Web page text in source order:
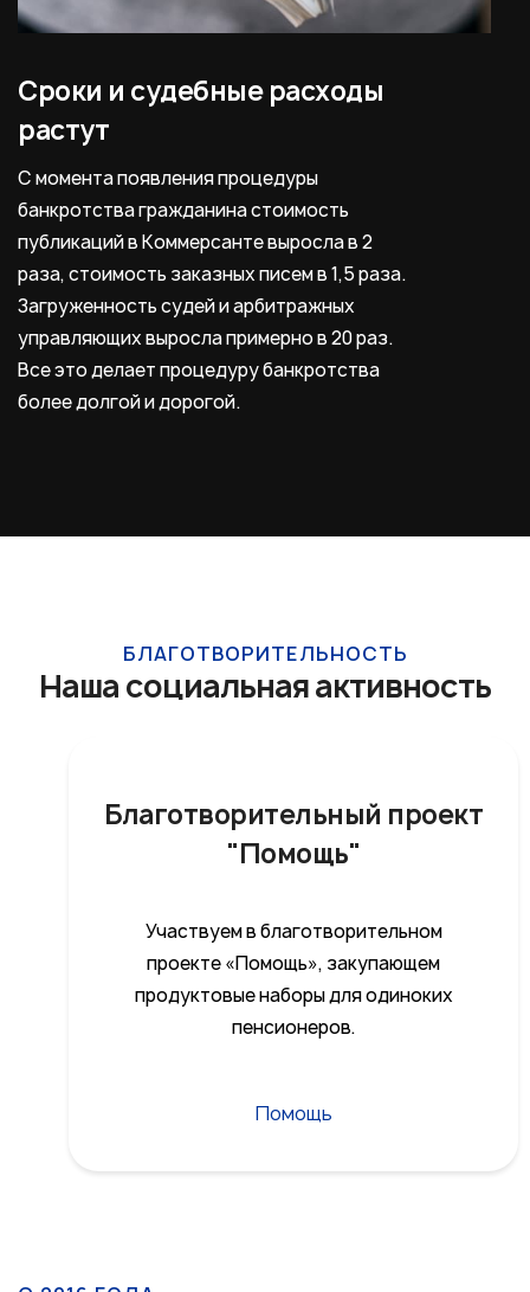
Сроки и судебные расходы
растут
С момента появления процедуры
банкротства гражданина стоимость
публикаций в Коммерсанте выросла в 2
раза, стоимость заказных писем в 1,5 раза.
Загруженность судей и арбитражных
управляющих выросла примерно в 20 раз.
Все это делает процедуру банкротства
более долгой и дорогой.
БЛАГОТВОРИТЕЛЬНОСТЬ
Наша социальная активность
Благотворительный проект
"Помощь"
Участвуем в благотворительном
проекте «Помощь», закупающем
продуктовые наборы для одиноких
пенсионеров.
Помощь